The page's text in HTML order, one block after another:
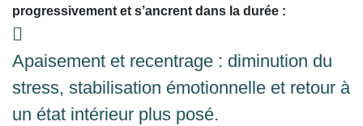
progressivement et s’ancrent dans la durée :
Apaisement et recentrage : diminution du
stress, stabilisation émotionnelle et retour à
un état intérieur plus posé.